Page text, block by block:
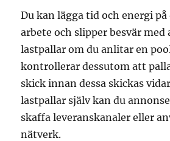
Du kan lägga tid och energi
arbete och slipper besvär med
lastpallar om du anlitar en
kontrollerar dessutom att
skick innan dessa skickas
lastpallar själv kan du
skaffa leveranskanaler eller
nätverk.